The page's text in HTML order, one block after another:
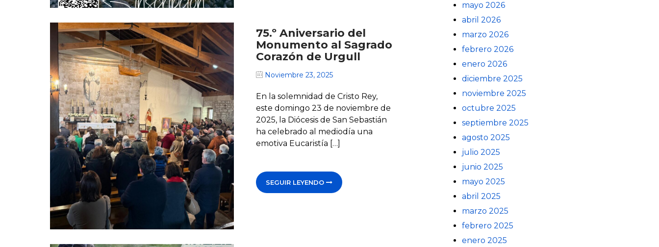
75.º Aniversario del
Monumento al Sagrado
Corazón de Urgull
Noviembre 23, 2025
En la solemnidad de Cristo Rey,
este domingo 23 de noviembre de
2025, la Diócesis de San Sebastián
ha celebrado al mediodía una
emotiva Eucaristía […]
SEGUIR LEYENDO
mayo 2026
abril 2026
marzo 2026
febrero 2026
enero 2026
diciembre 2025
noviembre 2025
octubre 2025
septiembre 2025
agosto 2025
julio 2025
junio 2025
mayo 2025
abril 2025
marzo 2025
febrero 2025
enero 2025